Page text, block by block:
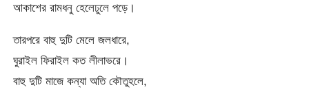
আকাশের রামধনু হেলেঢুলে পড়ে।
তারপরে বাহু দুটি মেলে জলধারে,
ঘুরাইল ফিরাইল কত লীলাভরে।
বাহু দুটি মাজে কন্যা অতি কৌতুহলে,